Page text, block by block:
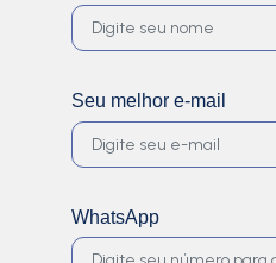
Seu melhor e-mail
WhatsApp